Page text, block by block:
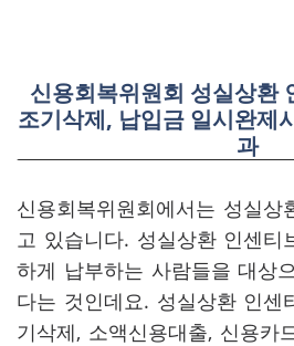
신용회복위원회 성실상환
조기삭제, 납입금 일시완제
과
신용회복위원회에서는 성실상
고 있습니다. 성실상환 인센티
하게 납부하는 사람들을 대상
다는 것인데요. 성실상환 인센
기삭제, 소액신용대출, 신용카